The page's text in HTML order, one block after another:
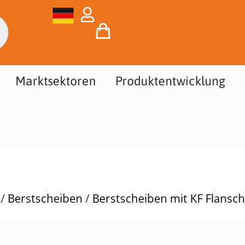
Marktsektoren Produktentwicklung
/ Berstscheiben / Berstscheiben mit KF Flansch